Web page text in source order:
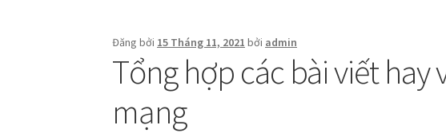
Đăng bởi 15 Tháng 11, 2021 bởi admin
Tổng hợp các bài viết hay
mạng